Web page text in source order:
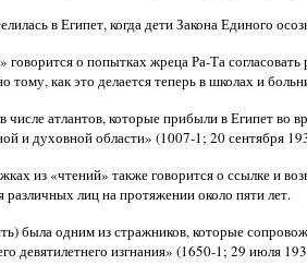
в Египет, когда дети Закона Единого
говорится о попытках жреца Ра-Та
тому, как это делается теперь в школах и
атлантов, которые прибыли в Египет во
и духовной области» (1007-1; 20 сентября
из «чтений» также говорится о ссылке и
различных лиц на протяжении около пяти лет.
была одним из стражников, которые
девятилетнего изгнания» (1650-1; 29 июля